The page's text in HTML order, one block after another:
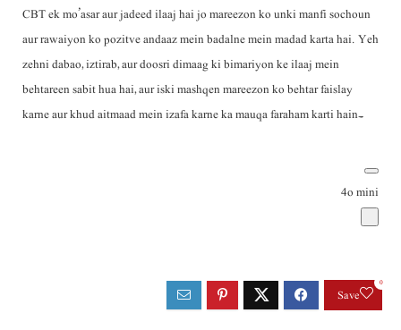
CBT ek mo’asar aur jadeed ilaaj hai jo mareezon ko unki manfi sochoun
aur rawaiyon ko pozitve andaaz mein badalne mein madad karta hai. Yeh
zehni dabao, iztirab, aur doosri dimaag ki bimariyon ke ilaaj mein
behtareen sabit hua hai, aur iski mashqen mareezon ko behtar faislay
karne aur khud aitmaad mein izafa karne ka mauqa faraham karti hain۔
4o mini
Save
0